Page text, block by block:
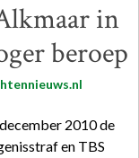
in
beroep
2010 de
en TBS